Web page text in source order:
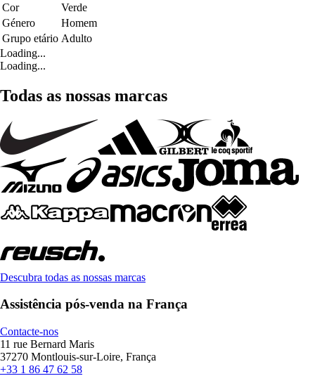
Cor
Verde
Género
Homem
Grupo etário Adulto
Loading...
Loading...
Todas as nossas marcas
Descubra todas as nossas marcas
Assistência pós-venda na França
Contacte-nos
11 rue Bernard Maris
37270 Montlouis-sur-Loire, França
+33 1 86 47 62 58